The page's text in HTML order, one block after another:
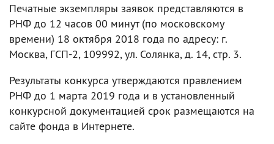
Печатные экземпляры заявок представляются в
РНФ до 12 часов 00 минут (по московскому
времени) 18 октября 2018 года по адресу: г.
Москва, ГСП-2, 109992, ул. Солянка, д. 14, стр. 3.
Результаты конкурса утверждаются правлением
РНФ до 1 марта 2019 года и в установленный
конкурсной документацией срок размещаются на
сайте фонда в Интернете.